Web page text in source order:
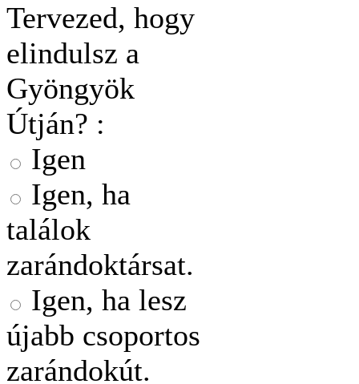
Tervezed, hogy
elindulsz a
Gyöngyök
Útján? :
Igen
Igen, ha
találok
zarándoktársat.
Igen, ha lesz
újabb csoportos
zarándokút.